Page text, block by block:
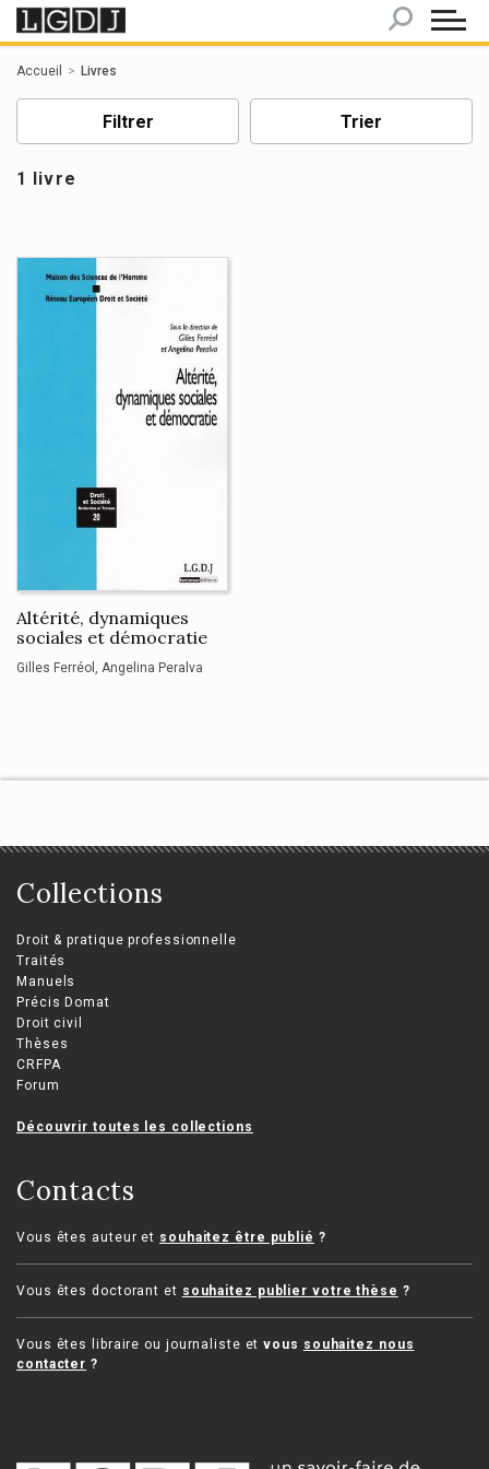
Accueil Livres
Filtrer Trier
1 livre
Altérité, dynamiques
sociales et démocratie
Gilles Ferréol Angelina Peralva
Collections
Droit & pratique professionnelle
Traités
Manuels
Précis Domat
Droit civil
Thèses
CRFPA
Forum
Découvrir toutes les collections
Contacts
Vous êtes auteur et souhaitez être publié ?
Vous êtes doctorant et souhaitez publier votre thèse ?
Vous êtes libraire ou journaliste etvous souhaitez nous
contacter ?
Panneau de gestion des cookies